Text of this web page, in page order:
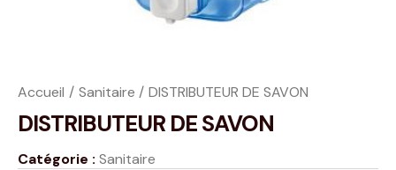
Accueil Sanitaire DISTRIBUTEUR DE SAVON
DISTRIBUTEUR DE SAVON
Catégorie : Sanitaire